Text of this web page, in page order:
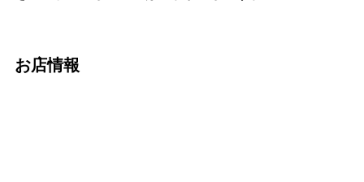
お店情報